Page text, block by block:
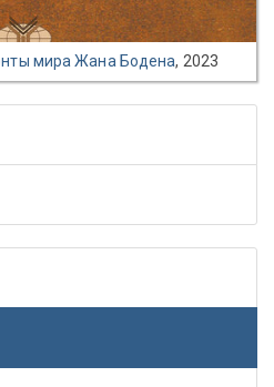
мира Жана Бодена, 2023